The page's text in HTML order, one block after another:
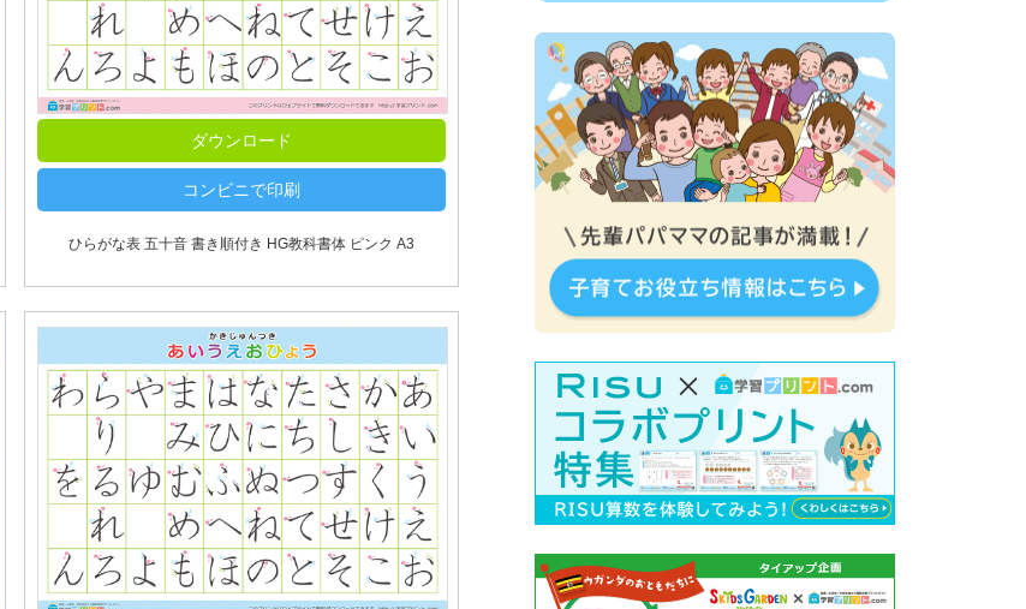
ダウンロード
コンビニで印刷
ひらがな表 五十音 書き順付き HG教科書体 ピンク A3